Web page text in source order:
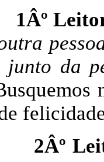
1Âº
junto da
2Âº